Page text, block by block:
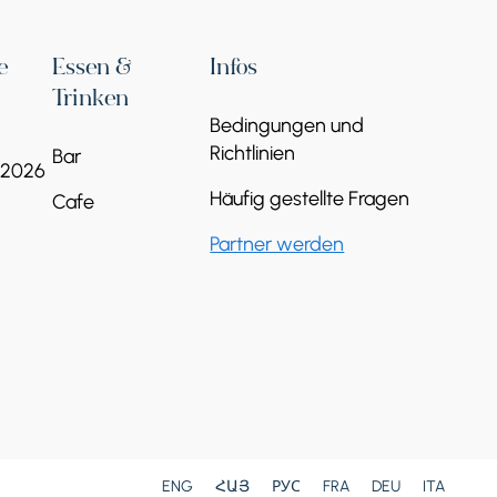
Weiterlesen
Essen &
Trinken
Bar
Cafe
Infos
Bedingungen und
Richtlinien
Häufig gestellte Fragen
Partner werden
ENG ՀԱՅ РУС FRA DEU ITA